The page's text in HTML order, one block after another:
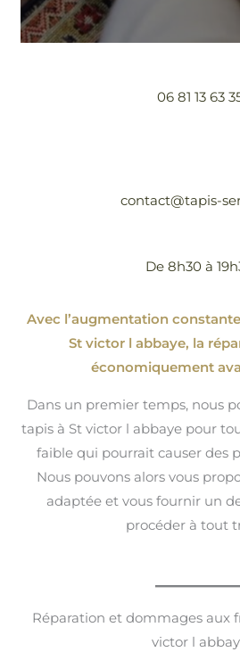
06 81 13 63
contact@tapis-
De 8h30 à
Avec l’augmentation
St victor l abbaye, la
économiquement
Dans un premier temps, nous
tapis à St victor l abbaye pour
faible qui pourrait causer des
Nous pouvons alors vous
adaptée et vous fournir un
procéder à tout
Réparation et dommages aux
victor l